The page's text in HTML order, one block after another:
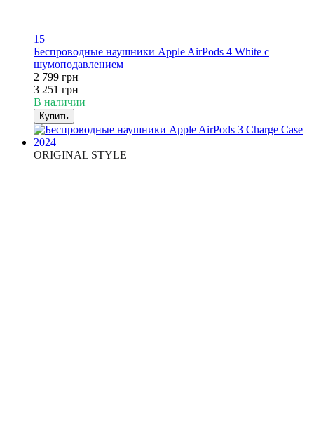
15
Беспроводные наушники Apple AirPods 4 White с
шумоподавлением
2 799 грн
3 251 грн
В наличии
Купить
ORIGINAL STYLE